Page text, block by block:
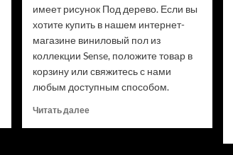
имеет рисунок Под дерево. Если вы
хотите купить в нашем интернет-
магазине виниловый пол из
коллекции Sense, положите товар в
корзину или свяжитесь с нами
любым доступным способом.
Читать далееПрочитать